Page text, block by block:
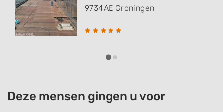
9734AE Groningen
Deze mensen gingen u voor